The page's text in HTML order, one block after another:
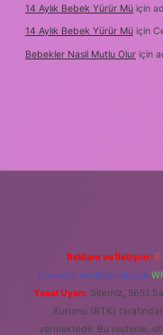
14 Aylık Bebek Yürür Mü için
14 Aylık Bebek Yürür Mü için
Bebekler Nasil Mutlu Olur için
Reklam ve İletişim:
forumhizmeti@gmail.com
Yasal Uyarı: Sitemiz, 5651
Kurumu (BTK)
vermektedir. Bu nedenle,